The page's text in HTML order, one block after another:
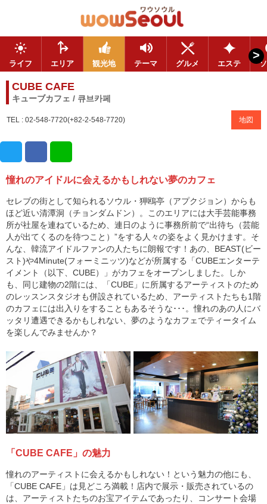
ライフ エリア 観光地 テーマ グルメ エステ
>
CUBE CAFE
キューブカフェ / 큐브카페
TEL : 02-548-7720(+82-2-548-7720) 地図
憧れのアイドルに会えるかもしれない夢のカフェ
セレブの街として知られるソウル・狎鴎亭（アプクジョン）からも
ほど近い清潭洞（チョンダムドン）。このエリアには大手芸能事務
所が社屋を連ねているため、連日のように事務所前で“出待ち（芸能
人が出てくるのを待つこと）”をする人々の姿をよく見かけます。そ
んな、韓流アイドルファンの人たちに朗報です！あの、BEAST(ビー
スト)や4Minute(フォーミニッツ)などが所属する「CUBEエンターテ
イメント（以下、CUBE）」がカフェをオープンしました。しか
も、同じ建物の2階には、「CUBE」に所属するアーティストのため
のレッスンスタジオも併設されているため、アーティストたちも1階
のカフェには出入りをすることもあるそうな･･･。憧れのあの人にバ
ッタリ遭遇できるかもしれない、夢のようなカフェでティータイム
を楽しんでみませんか？
「CUBE CAFE」の魅力
憧れのアーティストに会えるかもしれない！という魅力の他にも、
「CUBE CAFE」は見どころ満載！店内で展示・販売されているの
は、アーティストたちのお宝アイテムであったり、コンサート会場